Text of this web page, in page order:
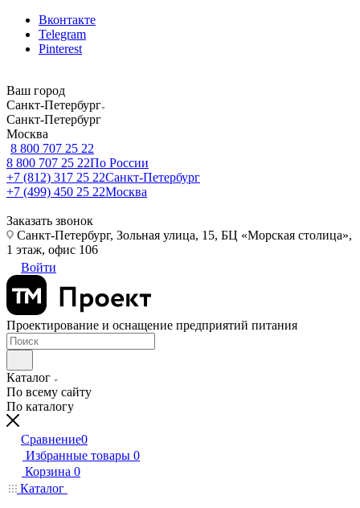
Вконтакте
Telegram
Pinterest
Ваш город
Санкт-Петербург
Санкт-Петербург
Москва
8 800 707 25 22
8 800 707 25 22По России
+7 (812) 317 25 22Санкт-Петербург
+7 (499) 450 25 22Москва
Заказать звонок
Санкт-Петербург, Зольная улица, 15, БЦ «Морская столица»,
1 этаж, офис 106
Войти
Проектирование и оснащение предприятий питания
Каталог
По всему сайту
По каталогу
Сравнение0
Избранные товары 0
Корзина 0
Каталог